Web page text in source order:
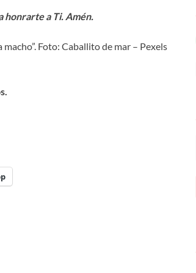
honrarte a Ti. Amén.
Foto: Caballito de mar – Pexels